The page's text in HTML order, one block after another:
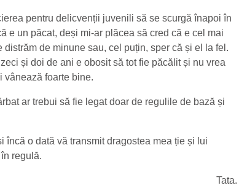
pentru delicvenții juvenili să se scurgă înapoi în
e un păcat, deși mi-ar plăcea să cred că e cel mai
de minune sau, cel puțin, sper că și el la fel.
și doi de ani e obosit să tot fie păcălit și nu vrea
vânează foarte bine.
ar trebui să fie legat doar de regulile de bază și
încă o dată vă transmit dragostea mea ție și lui
regulă.
Tata.